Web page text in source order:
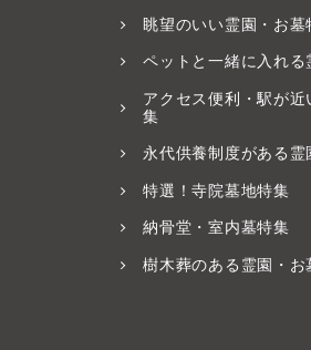
眺望のいい霊園・お墓
ペットと一緒に入れ
アクセス便利・駅が
集
永代供養制度がある霊
特選！寺院墓地特集
納骨堂・室内墓特集
樹木葬のある霊園・お